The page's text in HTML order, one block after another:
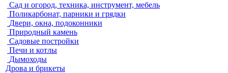
Сад и огород, техника, инструмент, мебель
Поликарбонат, парники и грядки
Двери, окна, подоконники
Природный камень
Садовые постройки
Печи и котлы
Дымоходы
Дрова и брикеты